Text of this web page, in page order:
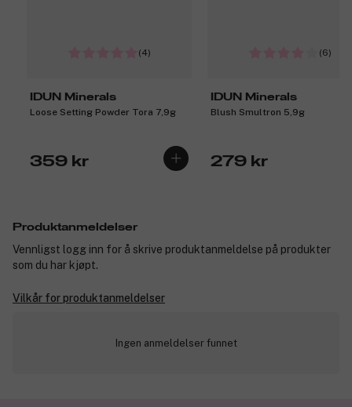
(4)
IDUN Minerals
Loose Setting Powder Tora 7,9g
359 kr
(6)
IDUN Minerals
Blush Smultron 5,9g
279 kr
Produktanmeldelser
Vennligst logg inn for å skrive produktanmeldelse på produkter
som du har kjøpt.
Vilkår for produktanmeldelser
Ingen anmeldelser funnet